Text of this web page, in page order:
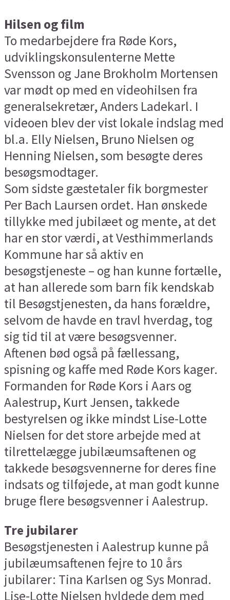
Hilsen og film
To medarbejdere fra Røde Kors,
udviklingskonsulenterne Mette
Svensson og Jane Brokholm Mortensen
var mødt op med en videohilsen fra
generalsekretær, Anders Ladekarl. I
videoen blev der vist lokale indslag med
bl.a. Elly Nielsen, Bruno Nielsen og
Henning Nielsen, som besøgte deres
besøgsmodtager.
Som sidste gæstetaler fik borgmester
Per Bach Laursen ordet. Han ønskede
tillykke med jubilæet og mente, at det
har en stor værdi, at Vesthimmerlands
Kommune har så aktiv en
besøgstjeneste – og han kunne fortælle,
at han allerede som barn fik kendskab
til Besøgstjenesten, da hans forældre,
selvom de havde en travl hverdag, tog
sig tid til at være besøgsvenner.
Aftenen bød også på fællessang,
spisning og kaffe med Røde Kors kager.
Formanden for Røde Kors i Aars og
Aalestrup, Kurt Jensen, takkede
bestyrelsen og ikke mindst Lise-Lotte
Nielsen for det store arbejde med at
tilrettelægge jubilæumsaftenen og
takkede besøgsvennerne for deres fine
indsats og tilføjede, at man godt kunne
bruge flere besøgsvenner i Aalestrup.
Tre jubilarer
Besøgstjenesten i Aalestrup kunne på
jubilæumsaftenen fejre to 10 års
jubilarer: Tina Karlsen og Sys Monrad.
Lise-Lotte Nielsen hyldede dem med